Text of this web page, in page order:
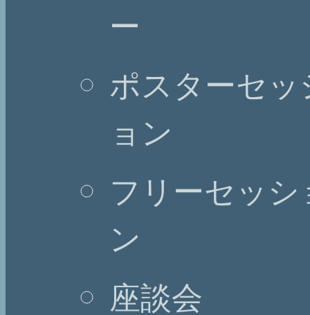
ー
ポスターセッ
ョン
フリーセッシ
ン
座談会